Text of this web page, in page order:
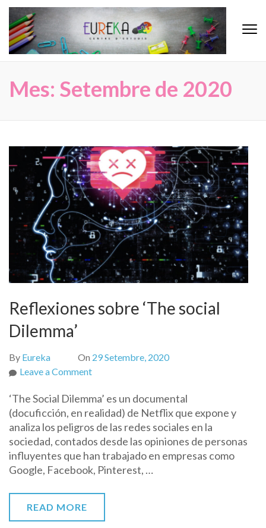
Eureka
Mes: Setembre de 2020
Reflexiones sobre ‘The social
Dilemma’
By Eureka On 29 Setembre, 2020
Leave a Comment
sobre
‘The
social
Dilemma’
‘The Social Dilemma’ es un documental
(docuficción, en realidad) de Netflix que expone y
analiza los peligros de las redes sociales en la
sociedad, contados desde las opiniones de personas
influyentes que han trabajado en empresas como
Google, Facebook, Pinterest, …
READ MORE